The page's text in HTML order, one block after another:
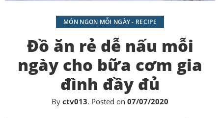
MÓN NGON MỖI NGÀY - RECIPE
Đồ ăn rẻ dễ nấu mỗi
ngày cho bữa cơm gia
đình đầy đủ
By ctv013. Posted on 07/07/2020